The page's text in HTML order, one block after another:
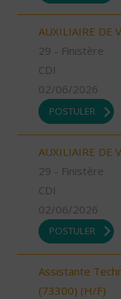
AUXILIAIRE DE
29 - Finistère
CDI
02/06/2026
POSTULER
AUXILIAIRE DE
29 - Finistère
CDI
02/06/2026
POSTULER
Assistante
(73300) (H/F)